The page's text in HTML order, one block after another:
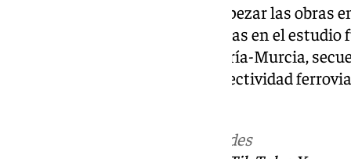
renovación, que permitirán empezar las obras
variantes de trazado identificadas en el
la Línea de Alta Velocidad Almería-Murcia,
manera que se garantice la conectividad
en las redes